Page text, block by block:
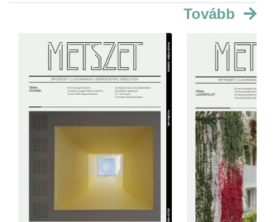
Tovább